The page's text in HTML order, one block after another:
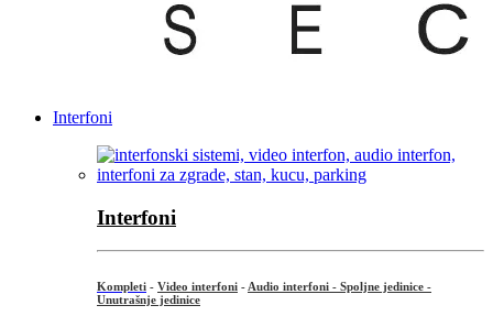
Interfoni
Interfoni
Kompleti - Video interfoni - Audio interfoni - Spoljne jedinice -
Unutrašnje jedinice